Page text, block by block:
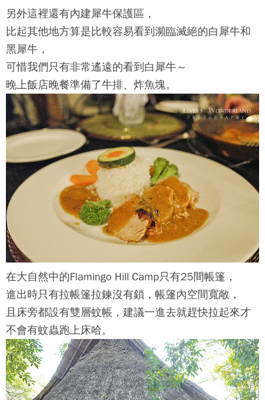
另外這裡還有內建犀牛保護區，
比起其他地方算是比較容易看到瀕臨滅絕的白犀牛和
黑犀牛，
可惜我們只有非常遙遠的看到白犀牛～
晚上飯店晚餐準備了牛排、炸魚塊。
在大自然中的Flamingo Hill Camp只有25間帳篷，
進出時只有拉帳篷拉鍊沒有鎖，帳篷內空間寬敞，
且床旁都設有雙層蚊帳，建議一進去就趕快拉起來才
不會有蚊蟲跑上床哈。